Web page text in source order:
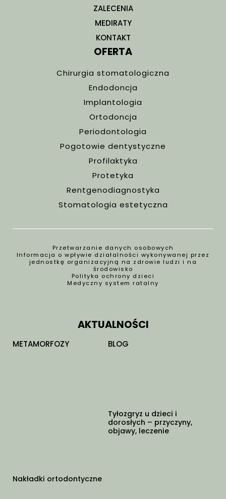
ZALECENIA
MEDIRATY
KONTAKT
OFERTA
Chirurgia stomatologiczna
Endodoncja
Implantologia
Ortodoncja
Periodontologia
Pogotowie dentystyczne
Profilaktyka
Protetyka
Rentgenodiagnostyka
Stomatologia estetyczna
Przetwarzanie danych osobowych
Informacja o wpływie działalności wykonywanej przez
jednostkę organizacyjną na zdrowie ludzi i na
środowisko
Polityka ochrony dzieci
Medyczny system ratalny
AKTUALNOŚCI
METAMORFOZY
Nakładki ortodontyczne
BLOG
Tyłozgryz u dzieci i
dorosłych – przyczyny,
objawy, leczenie